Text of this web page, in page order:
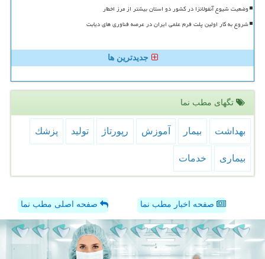
وضعیت شیوع آنفولانزا در کشور دو استان بیشتر از مرز اخطار
شروع به کار اولین پلت فرم علمی ایران در عرصه فناوری های دیابت
جدیدترین ها
تگهای مطب نما
بهداشت بیمار آموزش رپورتاژ تولید پزشك
بیماری خدمات
صفحه اخبار مطب نما صفحه اصلی مطب نما